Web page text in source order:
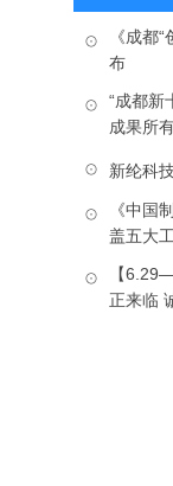
《成都
布
“成都新
成果所
新纶科
《中国
盖五大
【
正来临